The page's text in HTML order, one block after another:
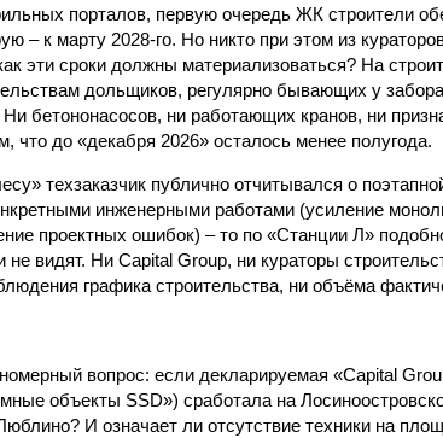
порталов, первую очередь ЖК строители
– к марту 2028-го. Но никто при этом из
эти сроки должны материализоваться? На
дольщиков, регулярно бывающих у
Ни бетононасосов, ни работающих кранов, ни
что до «декабря 2026» осталось менее полугода.
техзаказчик публично отчитывался о
инженерными работами (усиление
проектных ошибок) – то по «Станции Л»
не видят. Ни Capital Group, ни кураторы
графика строительства, ни объёма
вопрос: если декларируемая «Capital
объекты SSD») сработала на
И означает ли отсутствие техники на